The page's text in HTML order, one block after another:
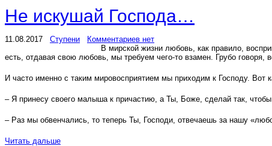
Не искушай Господа…
11.08.2017 Ступени
Комментариев нет
В мирской жизни любовь, как правило,
есть, отдавая свою любовь, мы требуем чего-то взамен. Грубо говоря,
И часто именно с таким мировосприятием мы приходим к Господу.
– Я принесу своего малыша к причастию, а Ты, Боже, сделай так, чтобы
– Раз мы обвенчались, то теперь Ты, Господи, отвечаешь за нашу
Читать дальше